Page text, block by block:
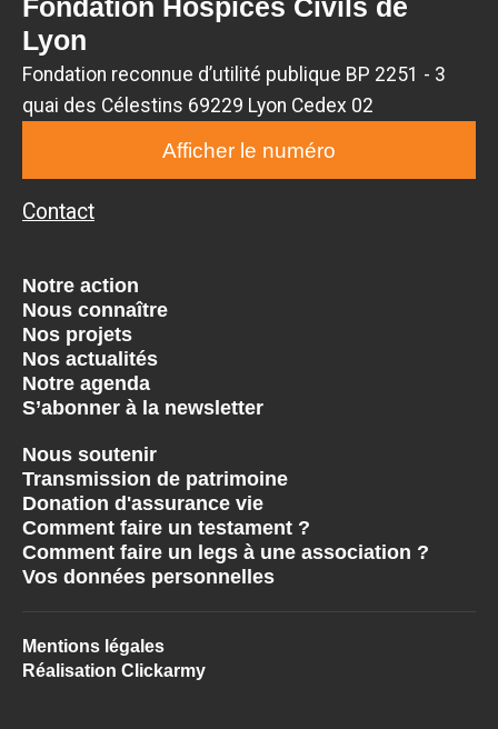
Fondation Hospices Civils de
Lyon
Fondation reconnue d’utilité publique BP 2251 - 3
quai des Célestins 69229 Lyon Cedex 02
Afficher le numéro
Contact
Notre action
Nous connaître
Nos projets
Nos actualités
Notre agenda
S’abonner à la newsletter
Nous soutenir
Transmission de patrimoine
Donation d'assurance vie
Comment faire un testament ?
Comment faire un legs à une association ?
Vos données personnelles
Mentions légales
Réalisation Clickarmy